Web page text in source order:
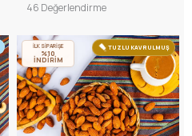
46 Değerlendirme
TUZLU KAVRULMUŞ
İLK SİPARİŞE
%10
İNDİRİM